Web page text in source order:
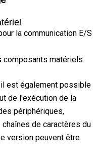
la communication E/S
composants matériels.
est également possible
de l'exécution de la
périphériques,
de caractères du
version peuvent être